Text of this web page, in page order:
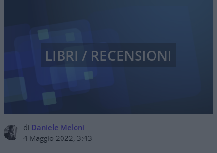
di Daniele Meloni
4 Maggio 2022, 3:43
LIBRI / RECENSIONI